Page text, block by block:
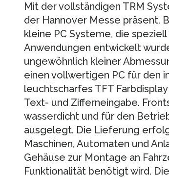
Mit der vollständigen TRM
der Hannover Messe präsent.
kleine PC Systeme, die
Anwendungen entwickelt
ungewöhnlich kleiner
einen vollwertigen PC für den
leuchtscharfes TFT
Text- und Zifferneingabe.
wasserdicht und für den
ausgelegt. Die Lieferung
Maschinen, Automaten und
Gehäuse zur Montage an
Funktio­nalität benötigt wird.